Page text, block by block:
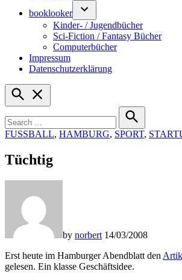
booklooker
Kinder- / Jugendbücher
Sci-Fiction / Fantasy Bücher
Computerbücher
Impressum
Datenschutzerklärung
Open
Search
for:
Search
POSTED
FUSSBALL, HAMBURG, SPORT,
Tüchtig
by norbert 14/03/2008
Erst heute im Hamburger Abendblatt den
gelesen. Ein klasse Geschäftsidee.